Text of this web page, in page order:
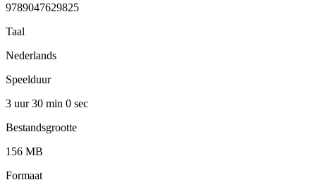
9789047629825
Taal
Nederlands
Speelduur
3 uur 30 min 0 sec
Bestandsgrootte
156 MB
Formaat